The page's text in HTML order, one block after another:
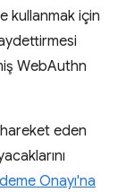
kullanmak için
WebAuthn
eden
Onayı'na